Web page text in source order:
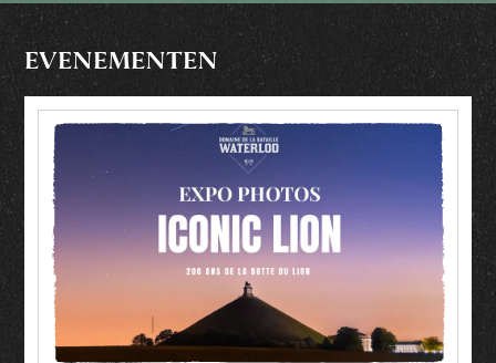
EVENEMENTEN